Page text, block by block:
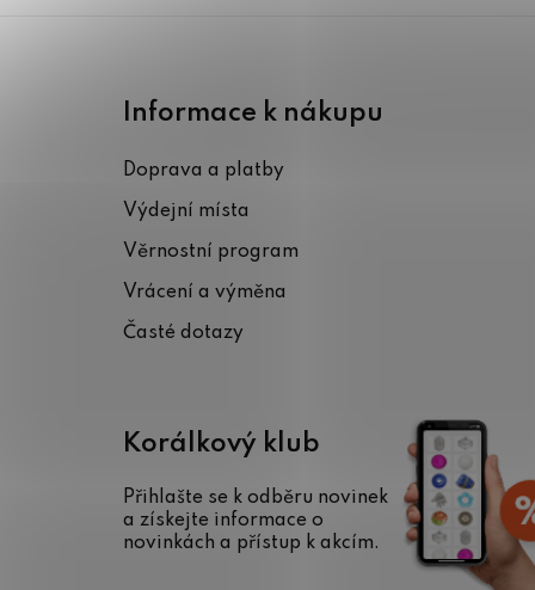
Informace k nákupu
Doprava a platby
Výdejní místa
Věrnostní program
Vrácení a výměna
Časté dotazy
Korálkový klub
Přihlašte se k odběru novinek
a získejte informace o
novinkách a přístup k akcím.